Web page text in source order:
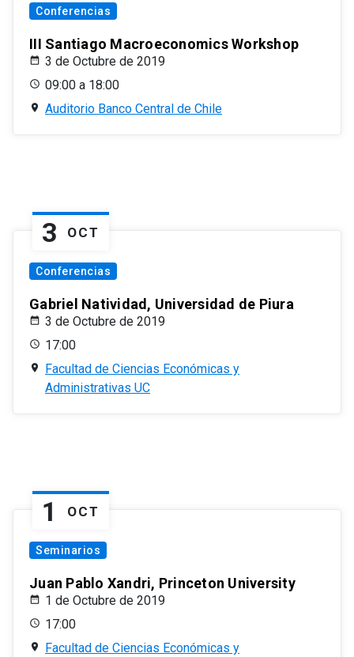
Conferencias
III Santiago Macroeconomics Workshop
3 de Octubre de 2019
09:00 a 18:00
Auditorio Banco Central de Chile
3 OCT
Conferencias
Gabriel Natividad, Universidad de Piura
3 de Octubre de 2019
17:00
Facultad de Ciencias Económicas y
Administrativas UC
1 OCT
Seminarios
Juan Pablo Xandri, Princeton University
1 de Octubre de 2019
17:00
Facultad de Ciencias Económicas y